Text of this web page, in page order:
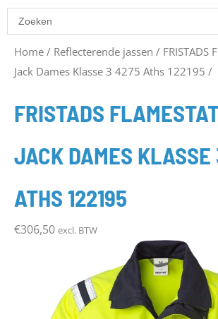
Search
...
Home / Reflecterende jassen / FRISTADS
Jack Dames Klasse 3 4275 Aths 122195 /
FRISTADS
JACK DAMES
ATHS 122195
€306,50 excl. BTW